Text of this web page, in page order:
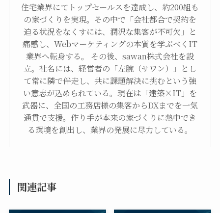
住宅業界にてトップセールスを達成し、約200組も
の家づくりを実現。その中で「会社都合で契約を
迫る状況をなくすには、潤沢な集客が不可欠」と
痛感し、Webマーケティングの本質を学ぶべくIT
業界へ転身する。 その後、sawan株式会社を設
立。社名には、経営者の「左腕（サワン）」とし
て常に隣で伴走し、共に課題解決に挑むという強
い意志が込められている。現在は「建築×IT」を
武器に、全国の工務店様の集客からDXまでを一気
通貫で支援。作り手が本来の家づくりに熱中でき
る環境を創出し、業界の発展に尽力している。
関連記事